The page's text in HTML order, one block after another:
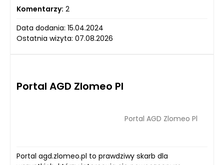
Komentarzy: 2
Data dodania: 15.04.2024
Ostatnia wizyta: 07.08.2026
Portal AGD Zlomeo Pl
Portal AGD Zlomeo Pl
Portal agd.zlomeo.pl to prawdziwy skarb dla